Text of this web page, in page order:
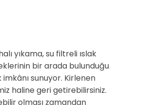
yıkama, su filtreli ıslak
bir arada bulunduğu
sunuyor. Kirlenen
haline geri getirebilirsiniz.
olması zamandan